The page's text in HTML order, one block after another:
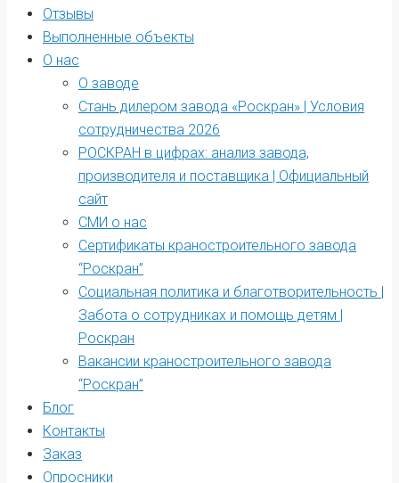
Отзывы
Выполненные объекты
О нас
О заводе
Стань дилером завода «Роскран» | Условия
сотрудничества 2026
РОСКРАН в цифрах: анализ завода,
производителя и поставщика | Официальный
сайт
СМИ о нас
Сертификаты краностроительного завода
“Роскран”
Социальная политика и благотворительность |
Забота о сотрудниках и помощь детям |
Роскран
Вакансии краностроительного завода
“Роскран”
Блог
Контакты
Заказ
Опросники